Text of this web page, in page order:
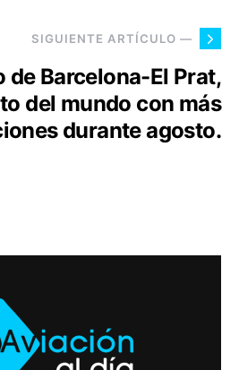
SIGUIENTE ARTÍCULO —
de Barcelona-El Prat,
del mundo con más
durante agosto.